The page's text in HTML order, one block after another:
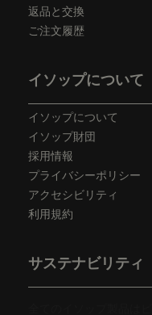
返品と交換
ご注文履歴
イソップについて
イソップについて
イソップ財団
採用情報
プライバシーポリシー
アクセシビリティ
利用規約
サステナビリティ